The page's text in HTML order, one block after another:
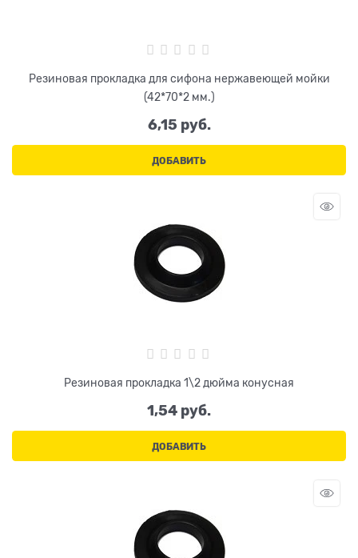
Резиновая прокладка для сифона нержавеющей мойки
(42*70*2 мм.)
6,15 руб.
ДОБАВИТЬ
Резиновая прокладка 1\2 дюйма конусная
1,54 руб.
ДОБАВИТЬ